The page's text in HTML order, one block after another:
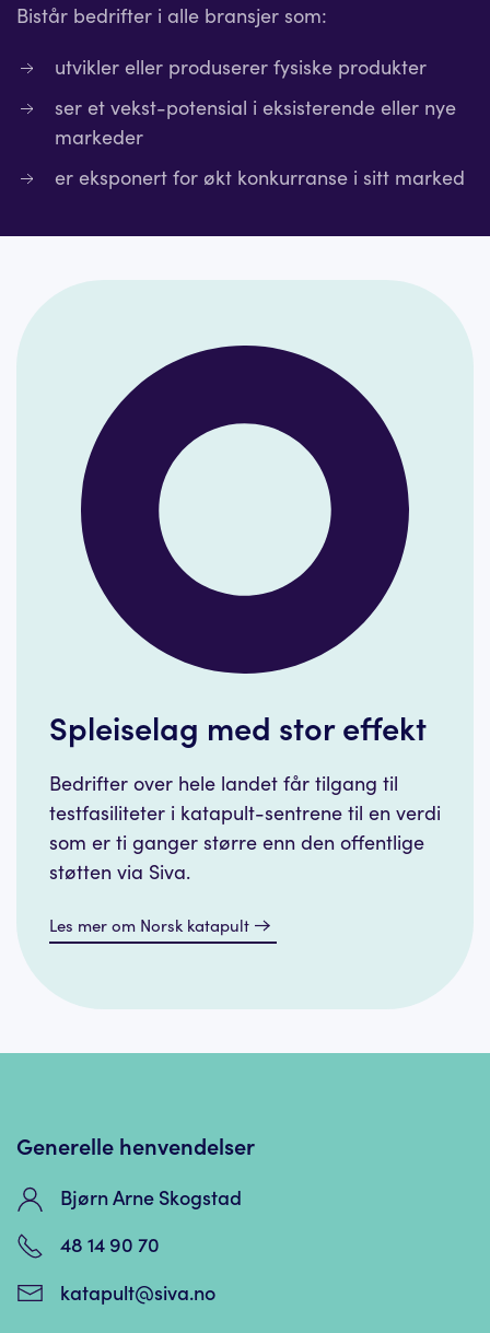
Bistår bedrifter i alle bransjer som:
utvikler eller produserer fysiske produkter
ser et vekst-potensial i eksisterende eller nye
markeder
er eksponert for økt konkurranse i sitt marked
Spleiselag med stor effekt
Bedrifter over hele landet får tilgang til
testfasiliteter i katapult-sentrene til en verdi
som er ti ganger større enn den offentlige
støtten via Siva.
Les mer om Norsk katapult
Generelle henvendelser
Bjørn Arne Skogstad
48 14 90 70
katapult@siva.no